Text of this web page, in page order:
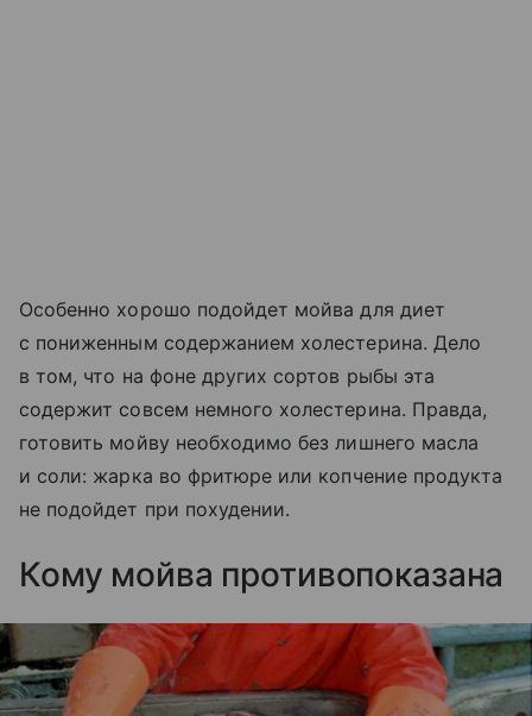
Особенно хорошо подойдет мойва для диет
с пониженным содержанием холестерина. Дело
в том, что на фоне других сортов рыбы эта
содержит совсем немного холестерина. Правда,
готовить мойву необходимо без лишнего масла
и соли: жарка во фритюре или копчение продукта
не подойдет при похудении.
Кому мойва противопоказана